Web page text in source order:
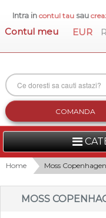
Intra in contul tausau
Contul meu EUR
COMANDA
FEMEI
BARBATI
Home Moss Copenhagen
MOSS